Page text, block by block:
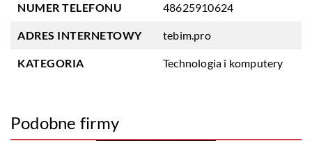
NUMER TELEFONU 48625910624
ADRES INTERNETOWY tebim.pro
KATEGORIA Technologia i komputery
Podobne firmy